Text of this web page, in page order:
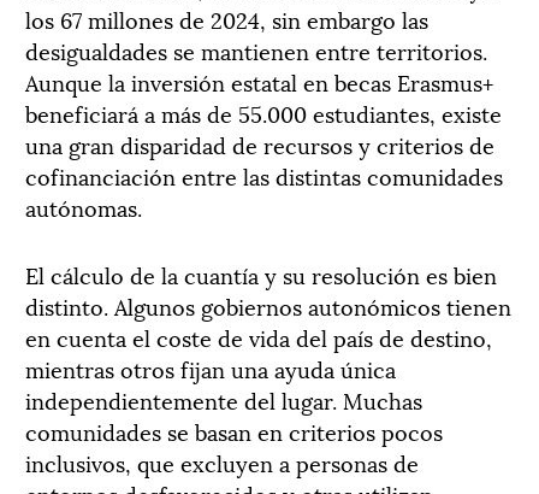
los 67 millones de 2024, sin embargo las
desigualdades se mantienen entre territorios.
Aunque la inversión estatal en becas Erasmus+
beneficiará a más de 55.000 estudiantes, existe
una gran disparidad de recursos y criterios de
cofinanciación entre las distintas comunidades
autónomas.
El cálculo de la cuantía y su resolución es bien
distinto. Algunos gobiernos autonómicos tienen
en cuenta el coste de vida del país de destino,
mientras otros fijan una ayuda única
independientemente del lugar. Muchas
comunidades se basan en criterios pocos
inclusivos, que excluyen a personas de